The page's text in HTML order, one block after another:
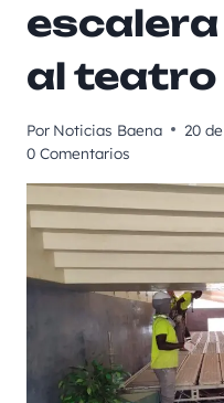
al teatro
Por Noticias Baena 20
0 Comentarios